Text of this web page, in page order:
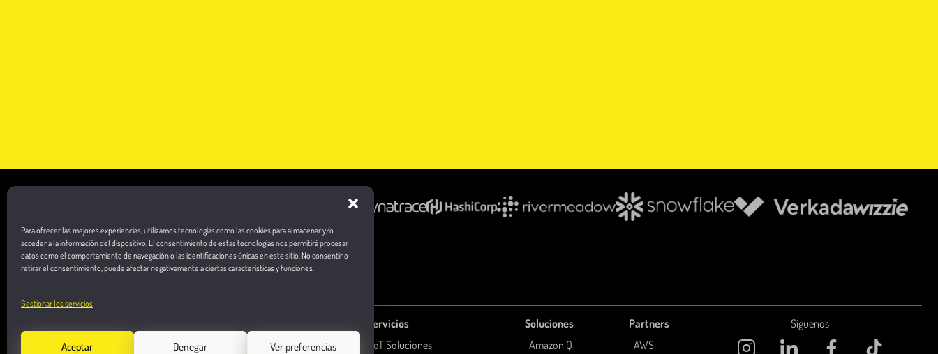
Para ofrecer las mejores experiencias, utilizamos tecnologías como las cookies para almacenar y/o
acceder a la información del dispositivo. El consentimiento de estas tecnologías nos permitirá procesar
datos como el comportamiento de navegación o las identificaciones únicas en este sitio. No consentir o
retirar el consentimiento, puede afectar negativamente a ciertas características y funciones.
Gestionar los servicios
Aceptar Denegar Ver preferencias
NUESTRAS ALIANZAS
Vacantes
Servicios
IoT Soluciones
Soluciones
Amazon Q
Partners
AWS
Síguenos